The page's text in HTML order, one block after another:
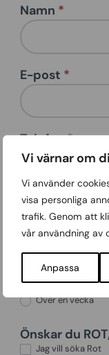
Vi värnar om
Vi använder
visa personliga
trafik. Genom att
vår användning av
Anpassa
Contact
Namn *
E-post *
Telefon*
Projektets
Hur lång tid
Mindre än en
Över en vecka
Önskar du
Jag vill söka Rot